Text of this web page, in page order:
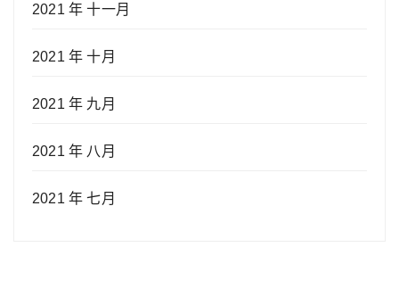
2021 年 十一月
2021 年 十月
2021 年 九月
2021 年 八月
2021 年 七月